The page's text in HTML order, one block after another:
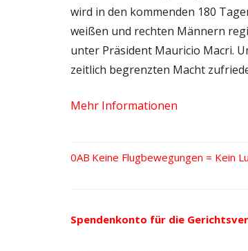
wird in den kommenden 180
weißen und rechten Männern
unter Präsident Mauricio Macri.
zeitlich begrenzten Macht
Mehr Informationen
Vorheriger
Keine Flugbewegungen = Kein
Spendenkonto für die